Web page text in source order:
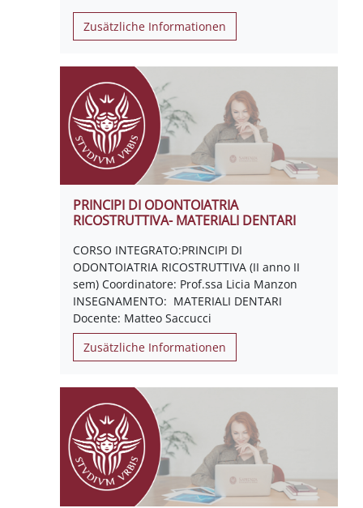
Zusätzliche Informationen
PRINCIPI DI ODONTOIATRIA
RICOSTRUTTIVA- MATERIALI DENTARI
CORSO INTEGRATO:PRINCIPI DI
ODONTOIATRIA RICOSTRUTTIVA (II anno II
sem) Coordinatore: Prof.ssa Licia Manzon
INSEGNAMENTO: MATERIALI DENTARI
Docente: Matteo Saccucci
Zusätzliche Informationen